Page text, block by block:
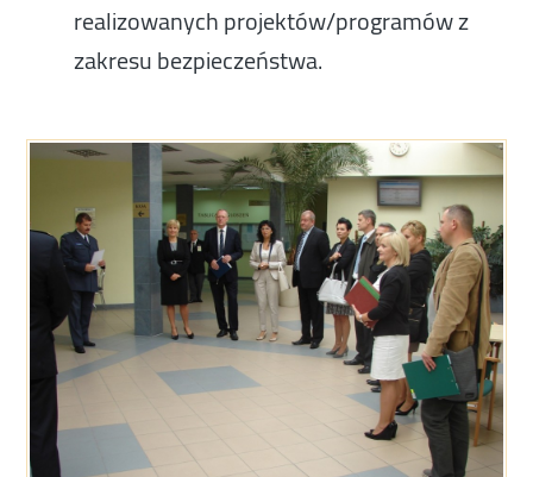
realizowanych projektów/programów z
zakresu bezpieczeństwa.